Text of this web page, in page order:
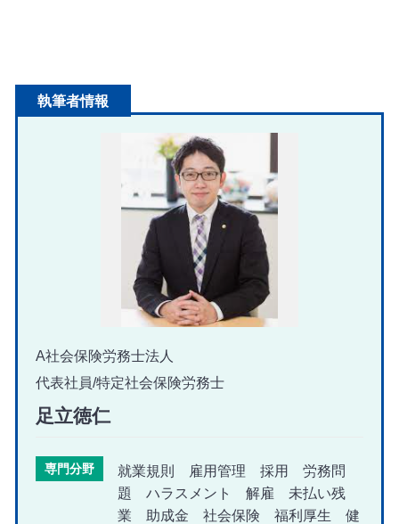
執筆者情報
A社会保険労務士法人
代表社員/特定社会保険労務士
足立徳仁
専門分野
就業規則 雇用管理 採用 労務問
題 ハラスメント 解雇 未払い残
業 助成金 社会保険 福利厚生 健